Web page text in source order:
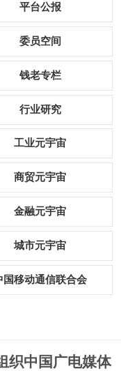
平台公报
委员空间
钱老专栏
行业研究
工业元宇宙
商贸元宇宙
金融元宇宙
城市元宇宙
国移动通信联合会
织中国广电媒体